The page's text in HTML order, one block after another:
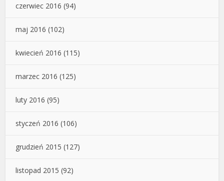
czerwiec 2016 (94)
maj 2016 (102)
kwiecień 2016 (115)
marzec 2016 (125)
luty 2016 (95)
styczeń 2016 (106)
grudzień 2015 (127)
listopad 2015 (92)